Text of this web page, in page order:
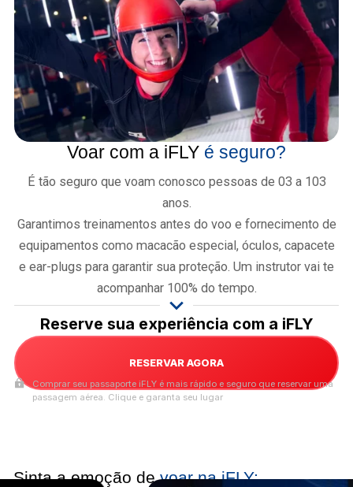
Voar com a iFLY é seguro?
É tão seguro que voam conosco pessoas de 03 a 103
anos.
Garantimos treinamentos antes do voo e fornecimento de
equipamentos como macacão especial, óculos, capacete
e ear-plugs para garantir sua proteção. Um instrutor vai te
acompanhar 100% do tempo.
Reserve sua experiência com a iFLY
RESERVAR AGORA
Comprar seu passaporte iFLY é mais rápido e seguro que reservar uma
passagem aérea. Clique e garanta seu lugar
Sinta a emoção devoar na iFLY: